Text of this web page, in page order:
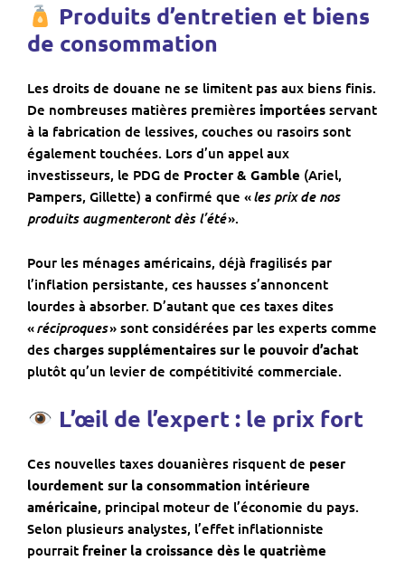
Produits d’entretien et biens
de consommation
Les droits de douane ne se limitent pas aux biens finis.
De nombreuses matières premières importées servant
à la fabrication de lessives, couches ou rasoirs sont
également touchées. Lors d’un appel aux
investisseurs, le PDG de Procter & Gamble (Ariel,
Pampers, Gillette) a confirmé que «les prix de nos
produits augmenteront dès l’été».
Pour les ménages américains, déjà fragilisés par
l’inflation persistante, ces hausses s’annoncent
lourdes à absorber. D’autant que ces taxes dites
«réciproques» sont considérées par les experts comme
des charges supplémentaires sur le pouvoir d’achat
plutôt qu’un levier de compétitivité commerciale.
L’œil de l’expert : le prix fort
Ces nouvelles taxes douanières risquent de peser
lourdement sur la consommation intérieure
américaine, principal moteur de l’économie du pays.
Selon plusieurs analystes, l’effet inflationniste
pourrait freiner la croissance dès le quatrième